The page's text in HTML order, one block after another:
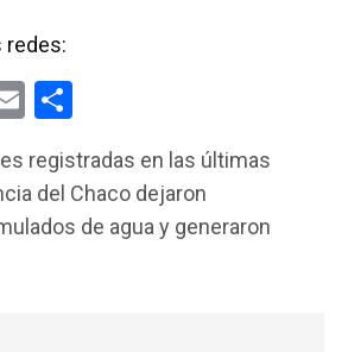
redes:
E
ail m
p
registradas en las últimas
del Chaco dejaron
de agua y generaron